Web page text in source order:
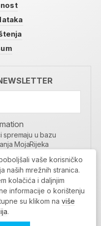
spremaju u bazu
MojaRijeka
vaše korisničko
naših mrežnih stranica.
kolačića i daljnjim
informacije o korištenju
su klikom na više
.